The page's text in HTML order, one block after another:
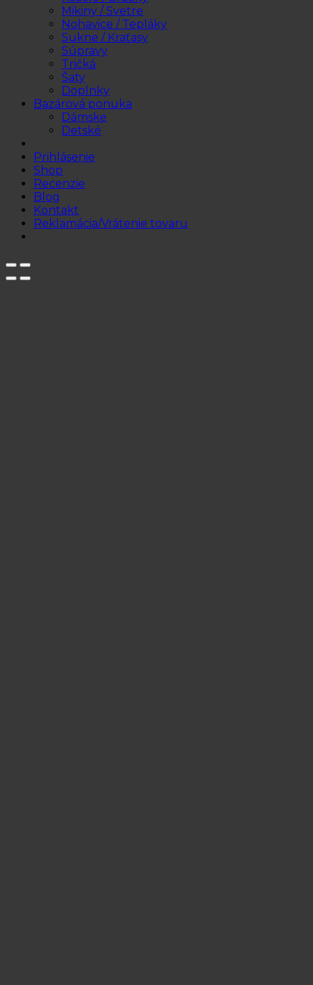
Mikiny / Svetre
Nohavice / Tepláky
Sukne / Kraťasy
Súpravy
Tričká
Šaty
Doplnky
Bazárová ponuka
Dámske
Detské
Prihlásenie
Shop
Recenzie
Blog
Kontakt
Reklamácia/Vrátenie tovaru